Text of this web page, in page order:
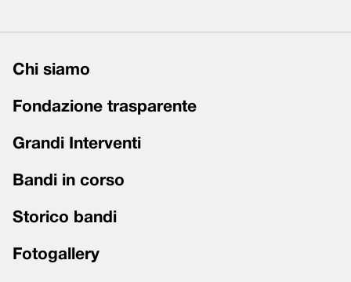
Chi siamo
Fondazione trasparente
Grandi Interventi
Bandi in corso
Storico bandi
Fotogallery